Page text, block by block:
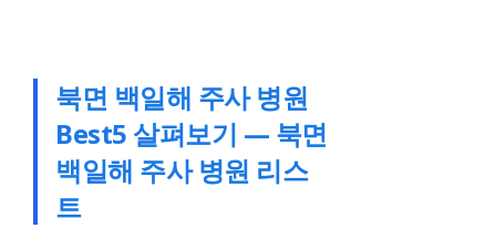
북면 백일해 주사 병원
Best5 살펴보기 — 북면
백일해 주사 병원 리스
트